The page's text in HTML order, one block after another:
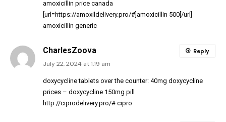
amoxicillin price canada
[url=https://amoxildelivery.pro/#]amoxicillin 500[/url]
amoxicillin generic
CharlesZoova
July 22, 2024 at 1:19 am
doxycycline tablets over the counter: 40mg doxycycline
prices – doxycycline 150mg pill
http://ciprodelivery.pro/# cipro
Reply